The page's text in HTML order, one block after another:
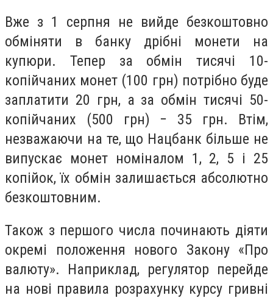
Вже з 1 серпня не вийде безкоштовно
обміняти в банку дрібні монети на
купюри. Тепер за обмін тисячі 10-
копійчаних монет (100 грн) потрібно буде
заплатити 20 грн, а за обмін тисячі 50-
копійчаних (500 грн) − 35 грн. Втім,
незважаючи на те, що Нацбанк більше не
випускає монет номіналом 1, 2, 5 і 25
копійок, їх обмін залишається абсолютно
безкоштовним.
Також з першого числа починають діяти
окремі положення нового Закону «Про
валюту». Наприклад, регулятор перейде
на нові правила розрахунку курсу гривні